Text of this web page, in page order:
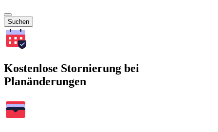
Suchen
Kostenlose Stornierung bei
Planänderungen